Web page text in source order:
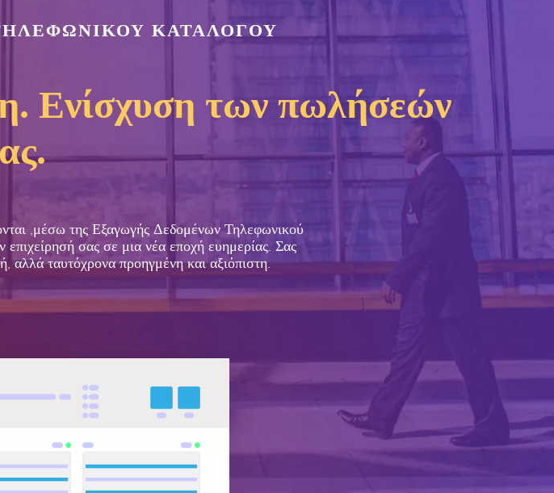
ΚΑΤΑΛΟΓΟΥ
Ενίσχυση των πωλήσεών
,μέσω της Εξαγωγής Δεδομένων Τηλεφωνικού
σας σε μια νέα εποχή ευημερίας. Σας
αλλά ταυτόχρονα προηγμένη και αξιόπιστη.